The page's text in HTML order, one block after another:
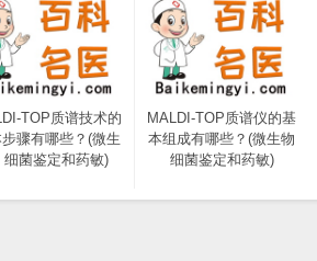
TOP质谱技术的
骤有哪些？(微生
细菌鉴定和药敏)
MALDI-TOP质谱仪的基
本组成有哪些？(微生物
细菌鉴定和药敏)